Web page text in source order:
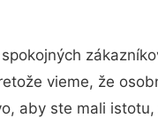
vieme, že
aby ste mali